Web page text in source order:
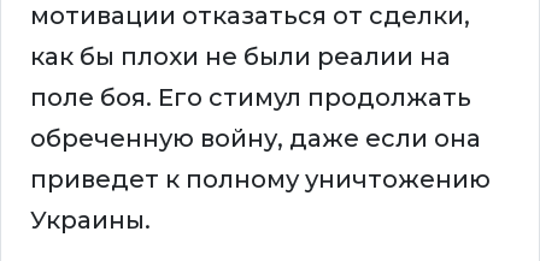
мотивации отказаться от сделки,
как бы плохи не были реалии на
поле боя. Его стимул продолжать
обреченную войну, даже если она
приведет к полному уничтожению
Украины.